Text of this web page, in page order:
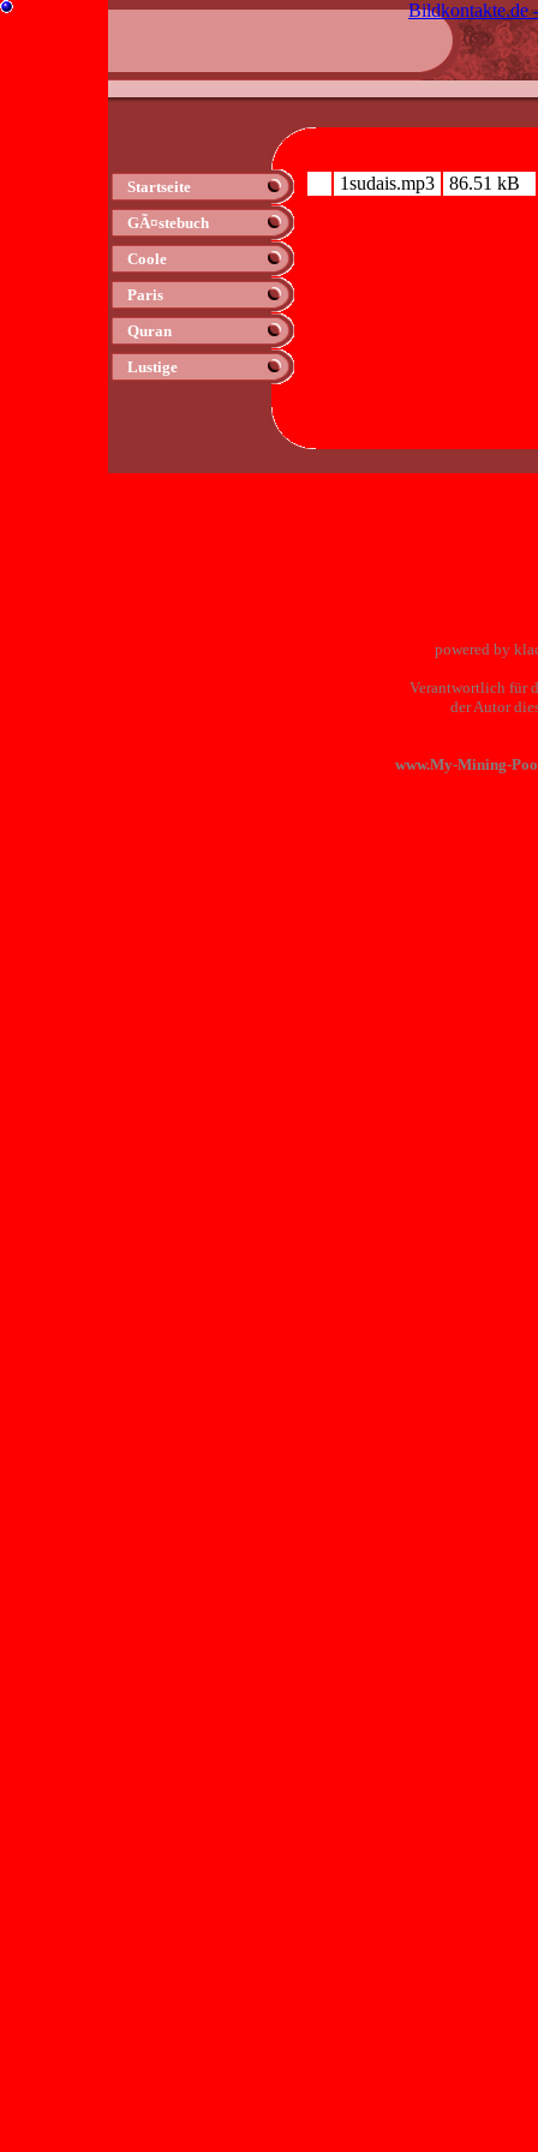
Startseite
GÃ¤stebuch
Coole
Paris
Quran
Lustige
1sudais.mp3 86.51 kB
Bildkontakte.de
powered by
Verantwortlich für
der Autor
www.My-Mining-